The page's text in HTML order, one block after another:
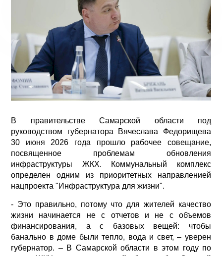
В правительстве Самарской области под
руководством губернатора Вячеслава Федорищева
30 июня 2026 года прошло рабочее совещание,
посвященное проблемам обновления
инфраструктуры ЖКХ. Коммунальный комплекс
определен одним из приоритетных направленией
нацпроекта "Инфраструктура для жизни".
- Это правильно, потому что для жителей качество
жизни начинается не с отчетов и не с объемов
финансирования, а с базовых вещей: чтобы
банально в доме были тепло, вода и свет, – уверен
губернатор. – В Самарской области в этом году по